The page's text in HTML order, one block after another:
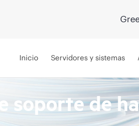
Inicio Servidores y sistemas
soporte de